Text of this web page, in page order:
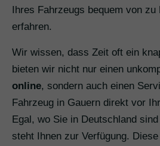
Ihres Fahrzeugs bequem von zu
erfahren.
Wir wissen, dass Zeit oft ein
bieten wir nicht nur einen
online, sondern auch einen
Fahrzeug in Gauern direkt vor
Egal, wo Sie in Deutschland
steht Ihnen zur Verfügung.